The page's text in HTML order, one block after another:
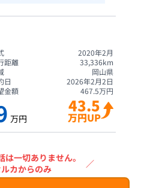
2020年2月
距離
33,336km
岡山県
日
2026年2月2日
金額
467.5万円
万円
43.5
万円UP
は一切ありません。
カからのみ
／